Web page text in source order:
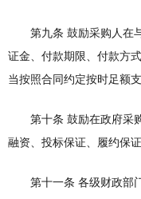
第九条 鼓励采购人在与
证金、付款期限、付款方
当按照合同约定按时足额
第十条 鼓励在政府采购
融资、投标保证、履约保
第十一条 各级财政部门